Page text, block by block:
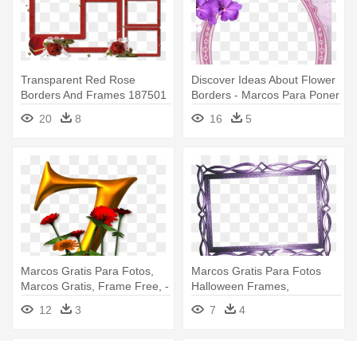
Transparent Red Rose
Borders And Frames 187501
- Marcos Para Fotos Gratis
20 8
Discover Ideas About Flower
Borders - Marcos Para Poner
Fotos Gratis
16 5
Marcos Gratis Para Fotos,
Marcos Gratis, Frame Free, -
Letras Del Alfabeto En Forma
De Verduras
12 3
Marcos Gratis Para Fotos
Halloween Frames,
Christmas - Marcos Sencillos
Para Fotos Png
7 4